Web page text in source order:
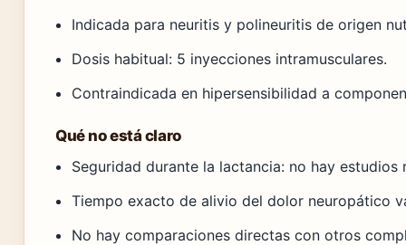
Indicada para neuritis y polineuritis de origen
Dosis habitual: 5 inyecciones intramusculares.
Contraindicada en hipersensibilidad a
Qué no está claro
Seguridad durante la lactancia: no hay estudios
Tiempo exacto de alivio del dolor neuropático
No hay comparaciones directas con otros